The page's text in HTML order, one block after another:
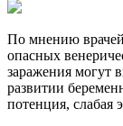
По мнению
опасных
заражения могут
развитии
потенция, слабая